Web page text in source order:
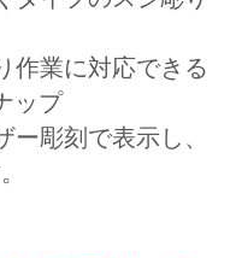
作業に対応できる
ップ
彫刻で表示し、